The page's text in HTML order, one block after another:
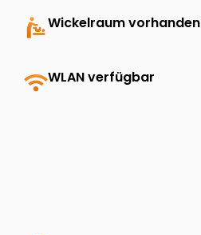
baby_changing_stationWickelraum vorhanden
wifiWLAN verfügbar